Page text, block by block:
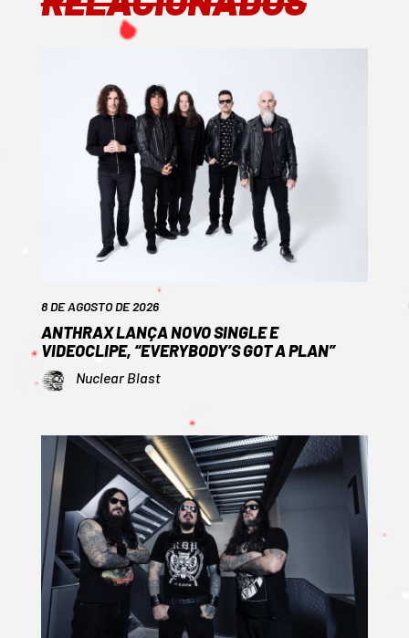
8 DE AGOSTO DE 2026
ANTHRAX LANÇA NOVO SINGLE E
VIDEOCLIPE, “EVERYBODY’S GOT A PLAN”
Nuclear Blast